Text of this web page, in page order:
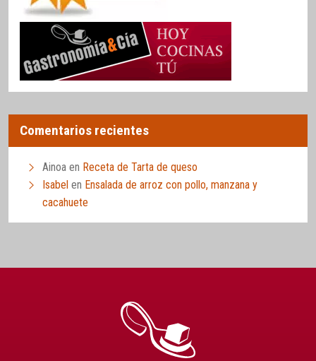
Comentarios recientes
Ainoa en Receta de Tarta de queso
Isabel en Ensalada de arroz con pollo, manzana y
cacahuete